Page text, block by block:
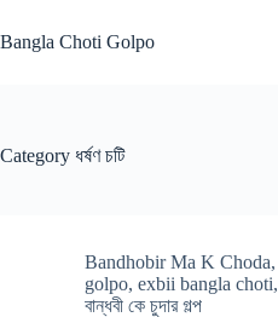
to
content
Bangla Choti Golpo
Category ধর্ষণ চটি
Bandhobir Ma K Choda,
golpo, exbii bangla choti,
বান্ধবী কে চুদার গল্প